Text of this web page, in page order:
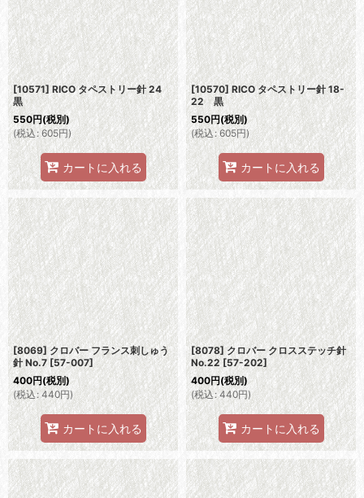
[10571] RICO タペストリー針 24
黒
550円(税別)
(税込: 605円)
カートに入れる
[10570] RICO タペストリー針 18-
22 黒
550円(税別)
(税込: 605円)
カートに入れる
[8069] クロバー フランス刺しゅう
針 No.7 [57-007]
400円(税別)
(税込: 440円)
カートに入れる
[8078] クロバー クロスステッチ針
No.22 [57-202]
400円(税別)
(税込: 440円)
カートに入れる